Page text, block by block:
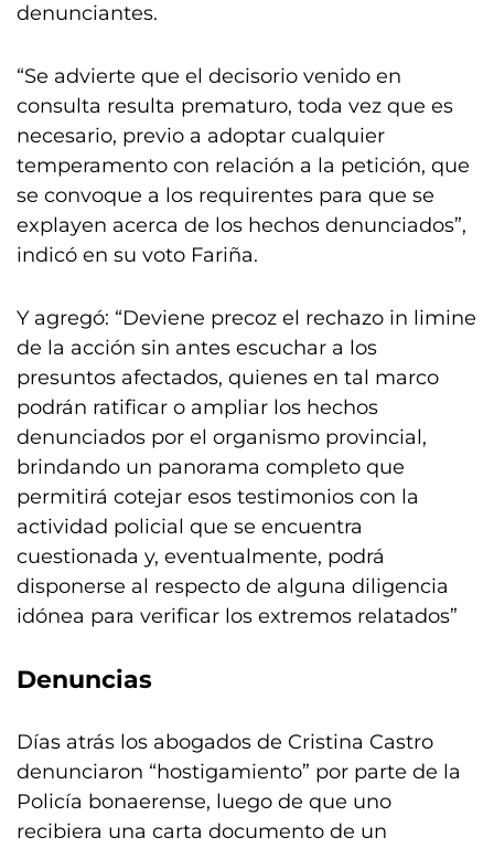
denunciantes.
“Se advierte que el decisorio venido en
consulta resulta prematuro, toda vez que es
necesario, previo a adoptar cualquier
temperamento con relación a la petición, que
se convoque a los requirentes para que se
explayen acerca de los hechos denunciados”,
indicó en su voto Fariña.
Y agregó: “Deviene precoz el rechazo in limine
de la acción sin antes escuchar a los
presuntos afectados, quienes en tal marco
podrán ratificar o ampliar los hechos
denunciados por el organismo provincial,
brindando un panorama completo que
permitirá cotejar esos testimonios con la
actividad policial que se encuentra
cuestionada y, eventualmente, podrá
disponerse al respecto de alguna diligencia
idónea para verificar los extremos relatados”
Denuncias
Días atrás los abogados de Cristina Castro
denunciaron “hostigamiento” por parte de la
Policía bonaerense, luego de que uno
recibiera una carta documento de un